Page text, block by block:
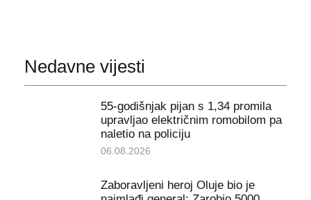
Nedavne vijesti
55-godišnjak pijan s 1,34 promila
upravljao električnim romobilom pa
naletio na policiju
06.08.2026
Zaboravljeni heroj Oluje bio je